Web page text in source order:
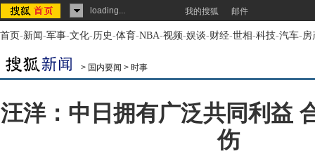
loading... 我的搜狐 邮件
首页-新闻-军事-文化-历史-体育-NBA-视频-娱谈-财经-世相-科技-汽车-房
> 国内要闻 > 时事
汪洋：中日拥有广泛共同利益
伤